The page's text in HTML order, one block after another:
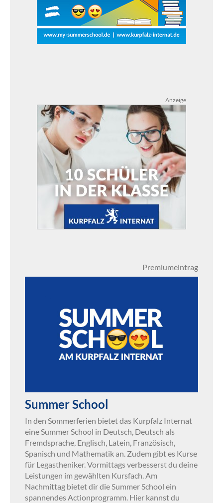
Anzeige
Premiumeintrag
Summer School
In den Sommerferien bietet das Kurpfalz Internat
eine Summer School in Deutsch, Deutsch als
Fremdsprache, Englisch, Latein, Französisch,
Spanisch und Mathematik an. Zudem gibt es Kurse
für Legastheniker. Vormittags verbesserst du deine
Leistungen im gewählten Kursfach. Am
Nachmittag bietet dir die Summer School ein
spannendes Actionprogramm. Hier kannst du